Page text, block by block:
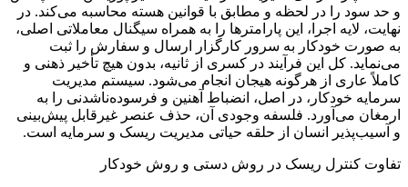
و حد سود را در لحظه و مطابق با قوانین هسته محاسبه می‌کند. در
نهایت، لایه اجرا، این پارامترها را به همراه سیگنال معاملاتی اصلی،
به صورت خودکار به سرور کارگزار ارسال و سفارش را ثبت
می‌نماید. کل این فرآیند در کسری از ثانیه، بدون هیچ تأخیر ذهنی و
کاملاً عاری از هرگونه هیجان انجام می‌شود. سیستم مدیریت
سرمایه خودکار، در اصل، انضباط آهنین و فرسوده‌ناشدنی را به
ارمغان می‌آورد. فلسفه وجودی آن، حذف عنصر غیرقابل پیش‌بینی
و آسیب‌پذیر انسان از حلقه حیاتی مدیریت ریسک و سرمایه است.
تفاوت کنترل ریسک در روش دستی و روش خودکار